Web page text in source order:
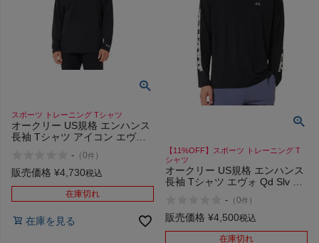
アウトレットセール
スタッフコーディネート
スポーツ トレーニング Tシャツ
オークリー US規格 エンハンス
長袖 Tシャツ アイコン エヴォ
OAKLEY Enhance QD LS Tee
Icon Evo 3.7
- （0件 ）
販売価格 ¥4,730税込
在庫切れ
在庫を見る
【11%OFF】スポーツ トレーニング T
シャツ
オークリー US規格 エンハンス
長袖 Tシャツ エヴォ Qd Slv 4.7
- （0件 ）
販売価格 ¥4,500税込
在庫切れ